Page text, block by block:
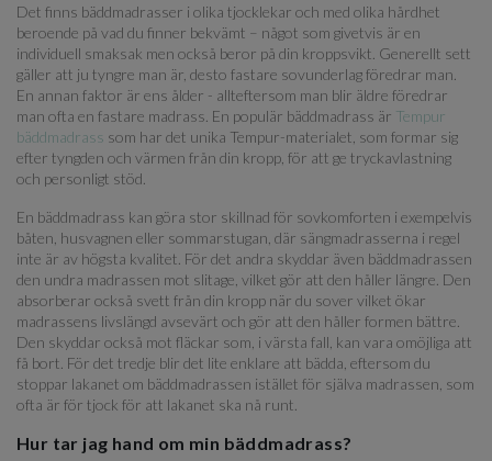
Det finns bäddmadrasser i olika tjocklekar och med olika hårdhet
beroende på vad du finner bekvämt – något som givetvis är en
individuell smaksak men också beror på din kroppsvikt. Generellt sett
gäller att ju tyngre man är, desto fastare sovunderlag föredrar man.
En annan faktor är ens ålder - allteftersom man blir äldre föredrar
man ofta en fastare madrass. En populär bäddmadrass är Tempur
bäddmadrass som har det unika Tempur-materialet, som formar sig
efter tyngden och värmen från din kropp, för att ge tryckavlastning
och personligt stöd.
En bäddmadrass kan göra stor skillnad för sovkomforten i exempelvis
båten, husvagnen eller sommarstugan, där sängmadrasserna i regel
inte är av högsta kvalitet. För det andra skyddar även bäddmadrassen
den undra madrassen mot slitage, vilket gör att den håller längre. Den
absorberar också svett från din kropp när du sover vilket ökar
madrassens livslängd avsevärt och gör att den håller formen bättre.
Den skyddar också mot fläckar som, i värsta fall, kan vara omöjliga att
få bort. För det tredje blir det lite enklare att bädda, eftersom du
stoppar lakanet om bäddmadrassen istället för själva madrassen, som
ofta är för tjock för att lakanet ska nå runt.
Hur tar jag hand om min bäddmadrass?